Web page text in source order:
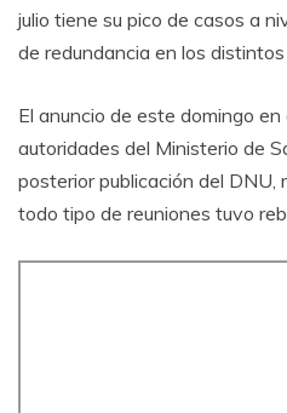
julio tiene su pico de casos a
de redundancia en los distintos
El anuncio de este domingo
autoridades del Ministerio de
posterior publicación del DNU,
todo tipo de reuniones tuvo